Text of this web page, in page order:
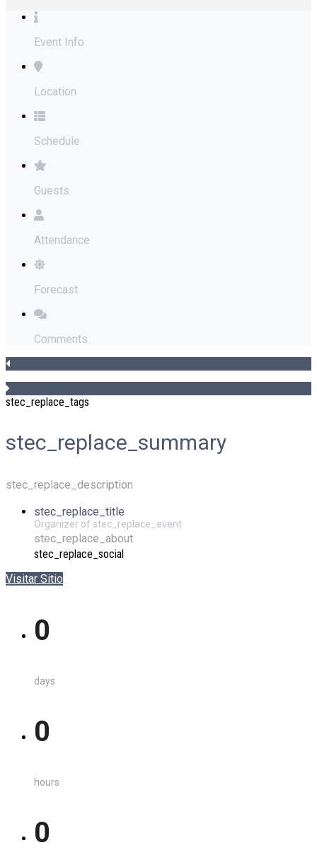
Event Info
Location
Schedule
Guests
Attendance
Forecast
Comments
stec_replace_tags
stec_replace_summary
stec_replace_description
stec_replace_title
Organizer of stec_replace_event
stec_replace_about
stec_replace_social
Visitar Sitio
0
days
0
hours
0